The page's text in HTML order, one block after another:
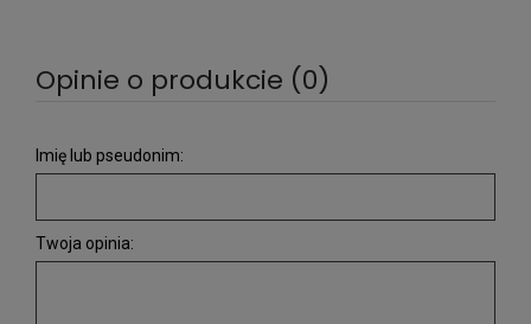
Opinie o produkcie (0)
Imię lub pseudonim:
Twoja opinia: